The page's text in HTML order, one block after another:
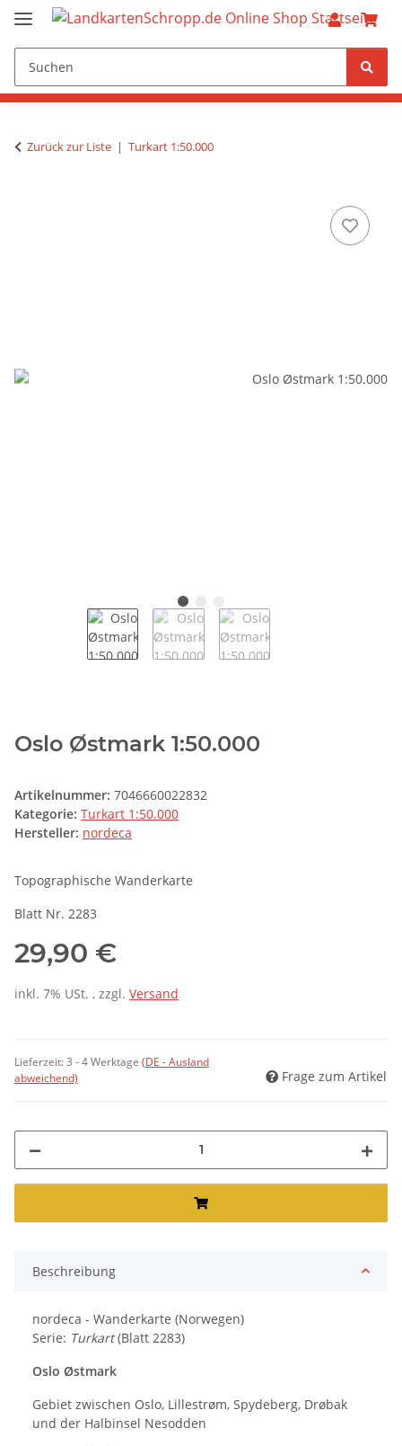
Zurück zur Liste Turkart 1:50.000
Oslo Østmark 1:50.000
Artikelnummer: 7046660022832
Kategorie: Turkart 1:50.000
Hersteller: nordeca
Topographische Wanderkarte
Blatt Nr. 2283
29,90 €
inkl. 7% USt. , zzgl. Versand
Lieferzeit:3 - 4 Werktage (DE - Ausland
abweichend)
Frage zum Artikel
Beschreibung
nordeca - Wanderkarte (Norwegen)
Serie: Turkart(Blatt 2283)
Oslo Østmark
Gebiet zwischen Oslo, Lillestrøm, Spydeberg, Drøbak
und der Halbinsel Nesodden